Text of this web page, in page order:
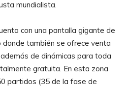
mundialista.
con una pantalla gigante de
donde también se ofrece venta
de dinámicas para toda
gratuita. En esta zona
partidos (35 de la fase de